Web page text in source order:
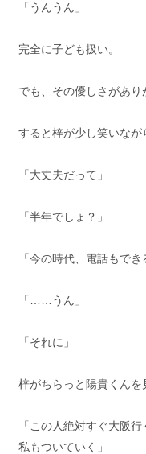
「うんうん」
完全に子ども扱い。
でも、その優しさがあり
すると梓が少し笑いなが
「大丈夫だって」
「半年でしょ？」
「今の時代、電話もで
「……うん」
「それに」
梓がちらっと陽貴くんを
「この人絶対すぐ大阪行
私もついていく」